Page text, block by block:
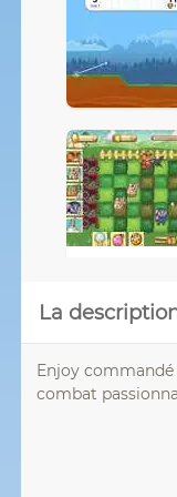
La
Enjoy
combat